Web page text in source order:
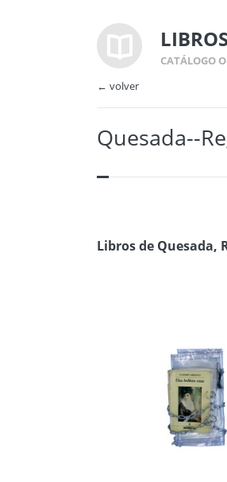
CATÁLOGO
← volver
Quesada--
Libros de Quesada,